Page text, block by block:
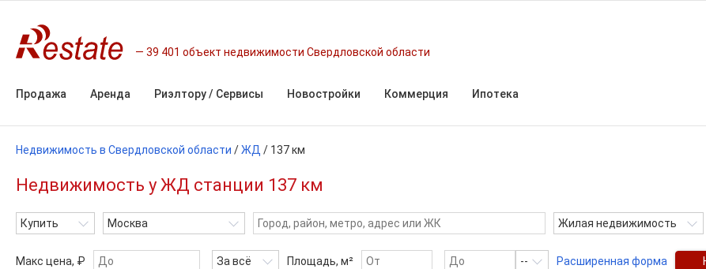
39 401 объект недвижимости Свердловской области
Продажа Аренда Риэлтору / Сервисы Новостройки Коммерция Ипотека
Недвижимость в Свердловской области /ЖД / 137 км
Недвижимость у ЖД станции 137 км
Купить Москва Жилая недвижимость
Макс цена, ₽ За всё Площадь, м² -- Расширенная форма